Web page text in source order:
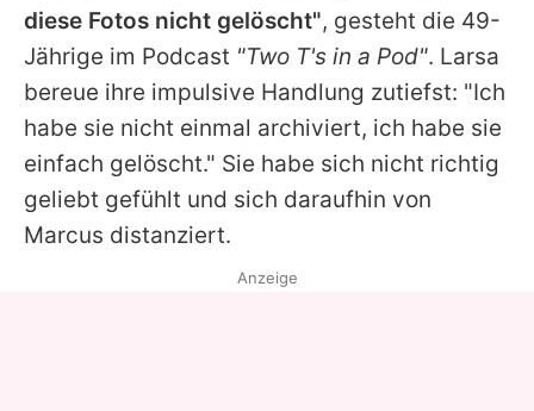
diese Fotos nicht gelöscht", gesteht die 49-
Jährige im Podcast "Two T's in a Pod". Larsa
bereue ihre impulsive Handlung zutiefst: "Ich
habe sie nicht einmal archiviert, ich habe sie
einfach gelöscht." Sie habe sich nicht richtig
geliebt gefühlt und sich daraufhin von
Marcus distanziert.
Anzeige